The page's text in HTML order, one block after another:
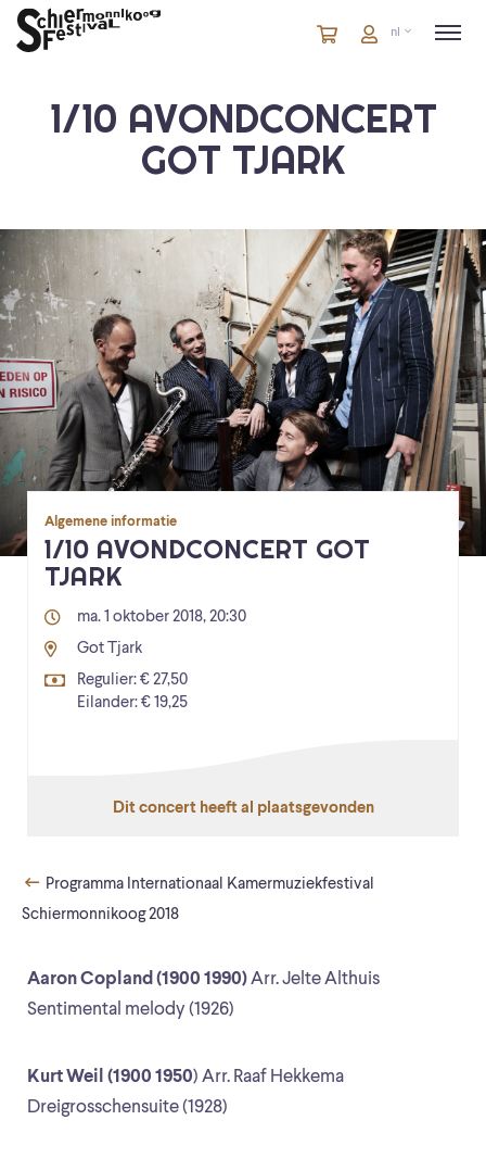
Winkelmandje
artikelen
Account
nl
1/10 AVONDCONCERT
GOT TJARK
Aaron Copland (1900 1990)Arr. Jelte Althuis
Sentimental melody (1926)
Kurt Weil (1900 1950) Arr. Raaf Hekkema
Dreigrosschensuite (1928)
Algemene informatie
1/10 AVONDCONCERT GOT
TJARK
ma. 1 oktober 2018, 20:30
Got Tjark
Regulier: € 27,50
Eilander: € 19,25
Dit concert heeft al plaatsgevonden
Programma Internationaal Kamermuziekfestival
Schiermonnikoog 2018